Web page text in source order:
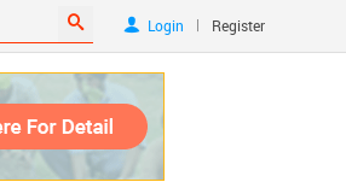
Login | Register